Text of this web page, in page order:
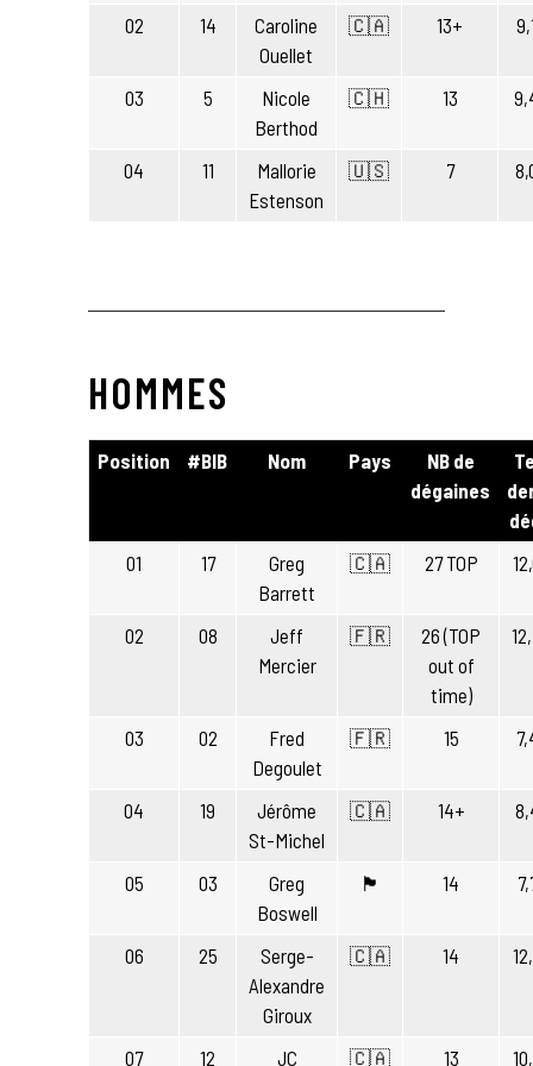
02 14
Caroline
Ouellet
🇨🇦 13+
03 5
Nicole
Berthod
🇨🇭 13
04 11
Mallorie
Estenson
🇺🇸 7
HOMMES
Position #BIB Nom Pays
NB de
dégaines
01
17
Greg
Barrett
🇨🇦 27 TOP
02 08
Jeff
Mercier
🇫🇷
26 (TOP
out of
time)
03 02
Fred
Degoulet
🇫🇷 15
04 19
Jérôme
St-Michel
🇨🇦 14+
05 03
Greg
Boswell
🏴󠁧󠁢󠁳󠁣󠁴󠁿 14
06 25
Serge-
Alexandre
Giroux
🇨🇦 14
07 12
JC
🇨🇦 13